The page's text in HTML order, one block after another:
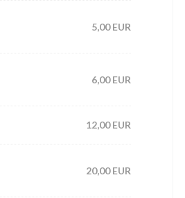
5,00 EUR
6,00 EUR
12,00 EUR
20,00 EUR